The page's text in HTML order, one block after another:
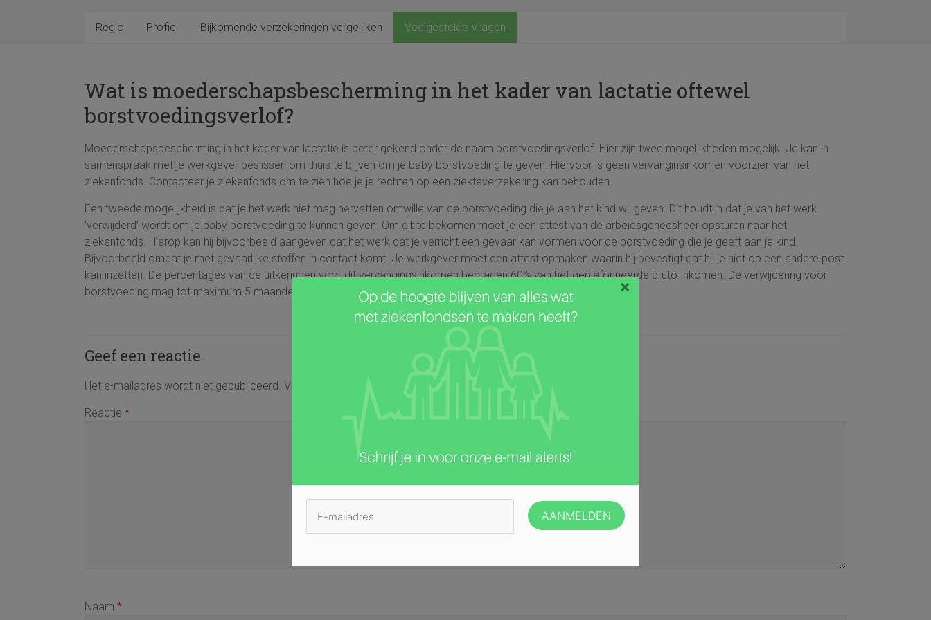
Regio Profiel Bijkomende verzekeringen vergelijken Veelgestelde Vragen
Wat is moederschapsbescherming in het kader van lactatie oftewel
borstvoedingsverlof?
Moederschapsbescherming in het kader van lactatie is beter gekend onder de naam borstvoedingsverlof. Hier zijn twee mogelijkheden mogelijk. Je kan in
samenspraak met je werkgever beslissen om thuis te blijven om je baby borstvoeding te geven. Hiervoor is geen vervanginsinkomen voorzien van het
ziekenfonds. Contacteer je ziekenfonds om te zien hoe je je rechten op een ziekteverzekering kan behouden.
Een tweede mogelijkheid is dat je het werk niet mag hervatten omwille van de borstvoeding die je aan het kind wil geven. Dit houdt in dat je van het werk
‘verwijderd’ wordt om je baby borstvoeding te kunnen geven. Om dit te bekomen moet je een attest van de arbeidsgeneesheer opsturen naar het
ziekenfonds. Hierop kan hij bijvoorbeeld aangeven dat het werk dat je verricht een gevaar kan vormen voor de borstvoeding die je geeft aan je kind.
Bijvoorbeeld omdat je met gevaarlijke stoffen in contact komt. Je werkgever moet een attest opmaken waarin hij bevestigt dat hij je niet op een andere post
kan inzetten. De percentages van de uitkeringen voor dit vervangingsinkomen bedragen 60% van het geplafonneerde bruto-inkomen. De verwijdering voor
borstvoeding mag tot maximum 5 maanden na de geboorte duren.
Geef een reactie
Het e-mailadres wordt niet gepubliceerd. Vereiste velden zijn gemarkeerd met
Reactie *
Naam *
×